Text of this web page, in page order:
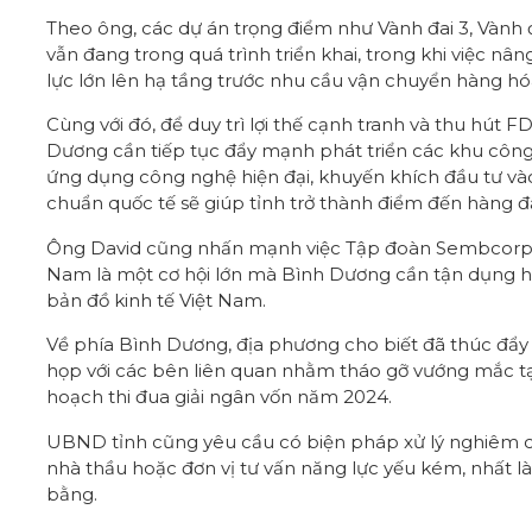
Theo ông, các dự án trọng điểm như Vành đai 3,
vẫn đang trong quá trình triển khai, trong khi việc
lực lớn lên hạ tầng trước nhu cầu vận chuyển hàng
Cùng với đó, để duy trì lợi thế cạnh tranh và thu hút
Dương cần tiếp tục đẩy mạnh phát triển các khu
ứng dụng công nghệ hiện đại, khuyến khích đầu tư
chuẩn quốc tế sẽ giúp tỉnh trở thành điểm đến hàng
Ông David cũng nhấn mạnh việc Tập đoàn
Nam là một cơ hội lớn mà Bình Dương cần tận dụng
bản đồ kinh tế Việt Nam.
Về phía Bình Dương, địa phương cho biết đã thúc
họp với các bên liên quan nhằm tháo gỡ vướng mắc
hoạch thi đua giải ngân vốn năm 2024.
UBND tỉnh cũng yêu cầu có biện pháp xử lý nghiêm
nhà thầu hoặc đơn vị tư vấn năng lực yếu kém, nhất
bằng.